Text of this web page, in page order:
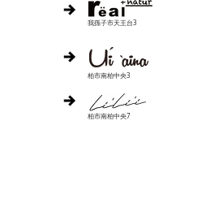
我孫子市天王台3
柏市南柏中央3
柏市南柏中央7